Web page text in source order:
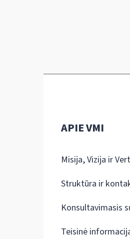
APIE VMI
Misija, Vizija ir
Struktūra ir
Konsultavimasis
Teisinė